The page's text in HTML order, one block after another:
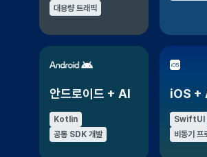
대용량 트래픽
안드로이드 + AI
Kotlin
공통 SDK 개발
iOS +
SwiftUI
비동기 프